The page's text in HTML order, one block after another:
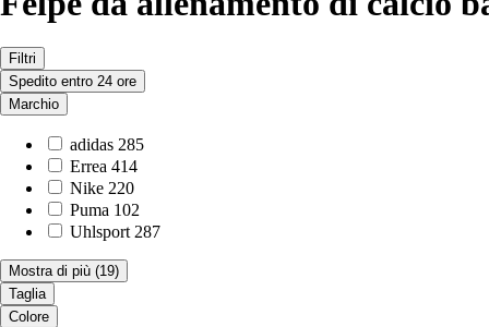
Filtri
Spedito entro 24 ore
Marchio
adidas 285
Errea 414
Nike 220
Puma 102
Uhlsport 287
Mostra di più (19)
Taglia
Colore